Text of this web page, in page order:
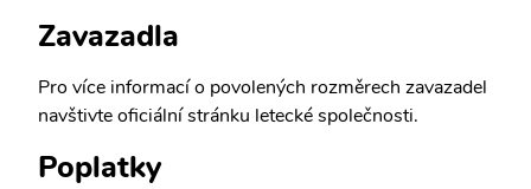
Zavazadla
Pro více informací o povolených rozměrech zavazadel
navštivte oficiální stránku letecké společnosti.
Poplatky